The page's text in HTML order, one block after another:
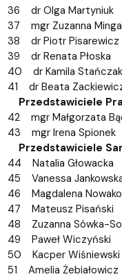
36 dr Olga Martyniuk
37 mgr Zuzanna Minga
38 dr Piotr Pisarewicz
39 dr Renata Płoska
40 dr Kamila Stańczak
41 dr Beata
Przedstawiciele
42 mgr Małgorzata
43 mgr Irena Spionek
Przedstawiciele
44 Natalia Głowacka
45 Vanessa
46 Magdalena
47 Mateusz Pisański
48 Zuzanna Sówka-
49 Paweł Wiczyński
50 Kacper Wiśniewski
51 Amelia Żebiałowicz